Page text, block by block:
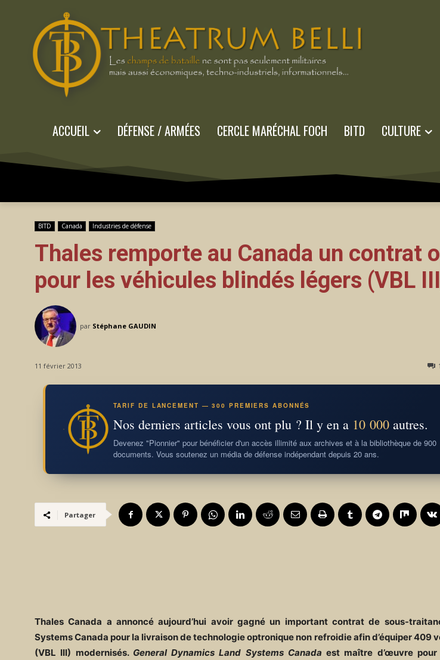
ACCUEIL DÉFENSE / ARMÉES CERCLE MARÉCHAL FOCH BITD CULTURE
BITD Canada Industries de défense
Thales remporte au Canada un contrat
pour les véhicules blindés légers (VBL
par Stéphane GAUDIN
11 février 2013 1
TARIF DE LANCEMENT — 300 PREMIERS ABONNÉS
Nos derniers articles vous ont plu ? Il y en a 10 000autres.
Devenez "Pionnier" pour bénéficier d'un accès illimité aux archives et à la bibliothèque de 900
documents. Vous soutenez un média de défense indépendant depuis 20 ans.
Partager
Thales Canada a annoncé aujourd’hui avoir gagné un important contrat de sous-
Systems Canada pour la livraison de technologie optronique non refroidie afin d’équiper 409
(VBL III) modernisés. General Dynamics Land Systems Canada est maître d’œuvre pour